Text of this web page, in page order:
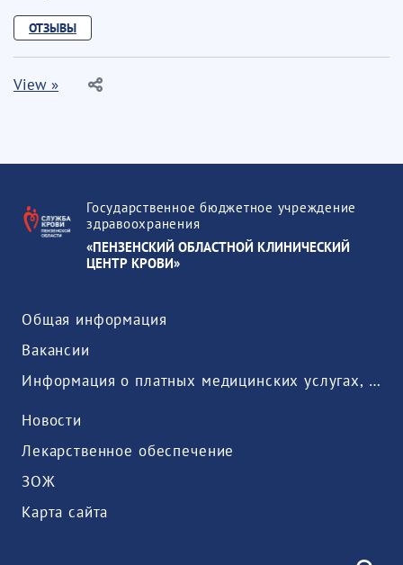
ОТЗЫВЫ
View »
Государственное бюджетное учреждение
здравоохранения
«ПЕНЗЕНСКИЙ ОБЛАСТНОЙ КЛИНИЧЕСКИЙ
ЦЕНТР КРОВИ»
Общая информация
Вакансии
Информация о платных медицинских услугах, предоставляемых медицинской организацией
Новости
Лекарственное обеспечение
ЗОЖ
Карта сайта